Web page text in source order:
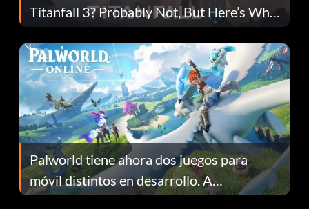
Titanfall 3? Probably Not, But Here’s Why
Fans Are Hopeful
Palworld tiene ahora dos juegos para
móvil distintos en desarrollo. A
continuación te explicamos por qué.